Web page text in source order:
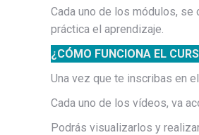
Cada uno de los módulos, se
práctica el aprendizaje.
¿CÓMO FUNCIONA EL
Una vez que te inscribas en
Cada uno de los vídeos, va
Podrás visualizarlos y